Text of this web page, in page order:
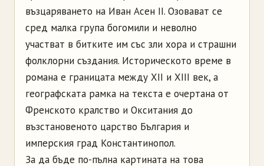
възцаряването на Иван Асен II. Озовават се
сред малка група богомили и неволно
участват в битките им със зли хора и страшни
фолклорни създания. Историческото време в
романа е границата между XII и XIII век, а
географската рамка на текста е очертана от
Френското кралство и Окситания до
възстановеното царство България и
имперския град Константинопол.
За да бъде по-пълна картината на това